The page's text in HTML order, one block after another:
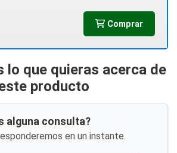
Comprar
lo que quieras acerca de
producto
alguna consulta?
en un instante.